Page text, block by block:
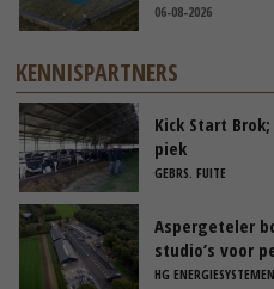
06-08-2026
KENNISPARTNERS
Kick Start
piek
GEBRS. FUITE
Aspergeteler
studio’s voor
HG ENERGIESYSTEMEN